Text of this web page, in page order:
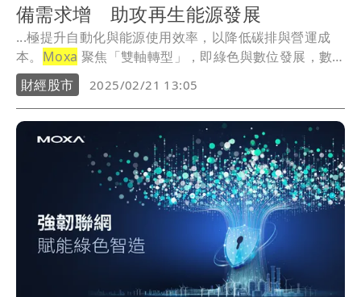
備需求增 助攻再生能源發展
...極提升自動化與能源使用效率，以降低碳排與營運成
本。 Moxa 聚焦「雙軸轉型」，即綠色與數位發展，數
位...
財經股市 2025/02/21 13:05